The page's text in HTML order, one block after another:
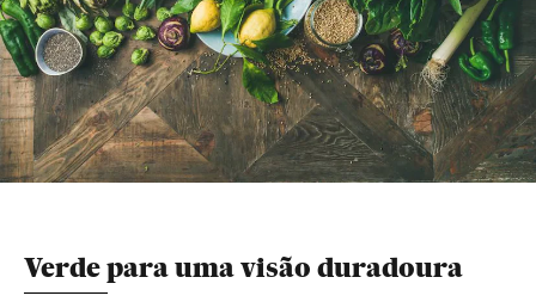
Verde para uma visão duradoura